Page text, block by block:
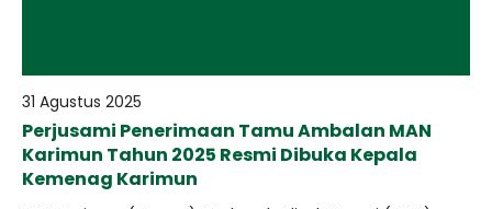
31 Agustus 2025
Perjusami Penerimaan Tamu Ambalan MAN
Karimun Tahun 2025 Resmi Dibuka Kepala
Kemenag Karimun